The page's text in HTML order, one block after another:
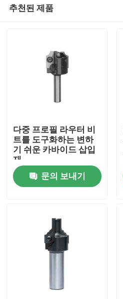
우리에 대하여
추천된 제품
다중 프로필 라우터 비
트를 도구화하는 변하
기 쉬운 카바이드 삽입
재
문의 보내기